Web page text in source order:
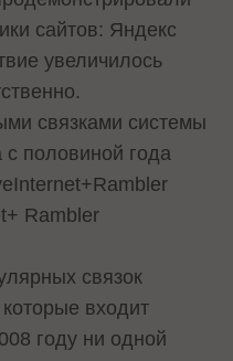
сайтов: Яндекс
увеличилось
связками системы
с половиной года
Rambler
связок
входит
году ни одной